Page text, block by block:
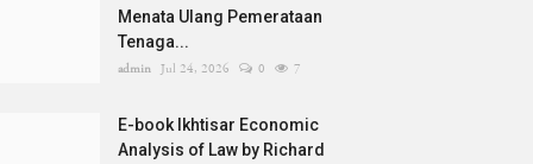
Menata Ulang Pemerataan
Tenaga...
admin Jul 24, 2026 0 7
E-book Ikhtisar Economic
Analysis of Law by Richard